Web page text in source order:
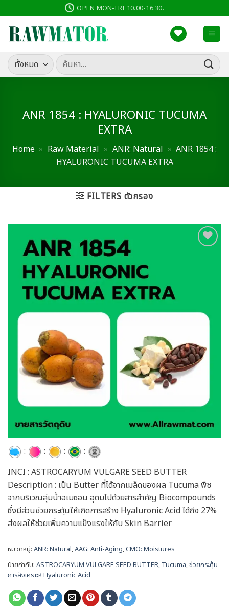
ไป
เนื้อหา
OPEN MON-FRI 10.00-16.30.
ค้นหา:
ANR 1854 : HYALURONIC TUCUMA
EXTRA
Home » Raw Material » ANR: Natural » ANR 1854 :
HYALURONIC TUCUMA EXTRA
FILTERS ตัวกรอง
: : :
:
INCI : ASTROCARYUM VULGARE SEED BUTTER
Description : เป็น Butter ที่ได้จากเมล็ดของผล Tucuma พืช
จากบริเวณลุ่มน้ำอเมซอน อุดมไปด้วยสารสำคัญ Biocompounds
ซึ่งมีส่วนช่วยกระตุ้นให้เกิดการสร้าง Hyaluronic Acid ได้ถึง 27%
ส่งผลให้ช่วยเพิ่มความแข็งแรงให้กับ Skin Barrier
หมวดหมู่: ANR: Natural,AAG: Anti-Aging,CMO: Moistures
ป้ายกำกับ: ASTROCARYUM VULGARE SEED BUTTER, Tucuma,ช่วยกระตุ้น
การสังเคราะห์ Hyaluronic Acid